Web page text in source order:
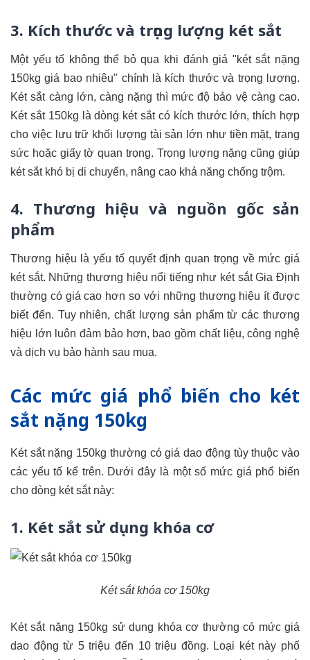
3. Kích thước và trọng lượng két sắt
Một yếu tố không thể bỏ qua khi đánh giá "két sắt nặng
150kg giá bao nhiêu" chính là kích thước và trọng lượng.
Két sắt càng lớn, càng nặng thì mức độ bảo vệ càng cao.
Két sắt 150kg là dòng két sắt có kích thước lớn, thích hợp
cho việc lưu trữ khối lượng tài sản lớn như tiền mặt, trang
sức hoặc giấy tờ quan trọng. Trọng lượng nặng cũng giúp
két sắt khó bị di chuyển, nâng cao khả năng chống trộm.
4. Thương hiệu và nguồn gốc sản
phẩm
Thương hiệu là yếu tố quyết định quan trọng về mức giá
két sắt. Những thương hiệu nổi tiếng như két sắt Gia Định
thường có giá cao hơn so với những thương hiệu ít được
biết đến. Tuy nhiên, chất lượng sản phẩm từ các thương
hiệu lớn luôn đảm bảo hơn, bao gồm chất liệu, công nghệ
và dịch vụ bảo hành sau mua.
Các mức giá phổ biến cho két
sắt nặng 150kg
Két sắt nặng 150kg thường có giá dao động tùy thuộc vào
các yếu tố kể trên. Dưới đây là một số mức giá phổ biến
cho dòng két sắt này:
1. Két sắt sử dụng khóa cơ
Két sắt khóa cơ 150kg
Két sắt nặng 150kg sử dụng khóa cơ thường có mức giá
dao động từ 5 triệu đến 10 triệu đồng. Loại két này phổ